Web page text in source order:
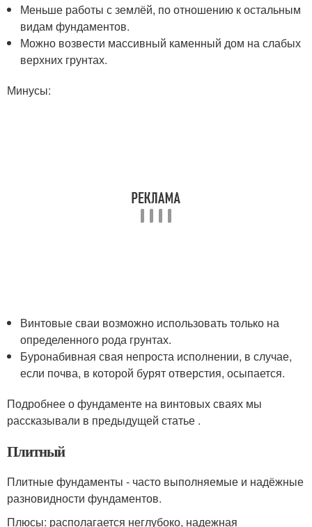
Меньше работы с землёй, по отношению к остальным
видам фундаментов.
Можно возвести массивный каменный дом на слабых
верхних грунтах.
Минусы:
Винтовые сваи возможно использовать только на
определенного рода грунтах.
Буронабивная свая непроста исполнении, в случае,
если почва, в которой бурят отверстия, осыпается.
Подробнее о фундаменте на винтовых сваях мы
рассказывали в предыдущей статье .
Плитный
Плитные фундаменты - часто выполняемые и надёжные
разновидности фундаментов.
Плюсы: располагается неглубоко, надежная